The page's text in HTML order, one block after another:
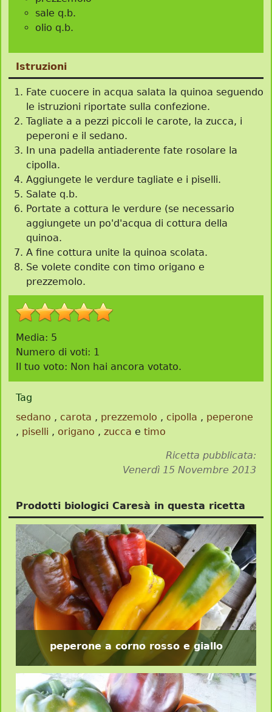
sale q.b.
olio q.b.
Istruzioni
Fate cuocere in acqua salata la quinoa seguendo
le istruzioni riportate sulla confezione.
Tagliate a a pezzi piccoli le carote, la zucca, i
peperoni e il sedano.
In una padella antiaderente fate rosolare la
cipolla.
Aggiungete le verdure tagliate e i piselli.
Salate q.b.
Portate a cottura le verdure (se necessario
aggiungete un po'd'acqua di cottura della
quinoa.
A fine cottura unite la quinoa scolata.
Se volete condite con timo origano e
prezzemolo.
Media: 5
Numero di voti: 1
Il tuo voto: Non hai ancora votato.
Tag
sedano , carota , prezzemolo , cipolla , peperone
, piselli , origano , zucca e timo
Ricetta pubblicata:
Venerdì 15 Novembre 2013
Prodotti biologici Caresà in questa ricetta
peperone a corno rosso e giallo